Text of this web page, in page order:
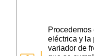
eléctrica y la
variador de